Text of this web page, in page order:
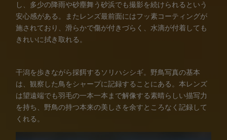
し、多少の降雨や砂塵舞う砂浜でも撮影を続けられるという
安心感がある。またレンズ最前面にはフッ素コーティングが
施されており、滑らかで傷が付きづらく、水滴が付着しても
きれいに拭き取れる。
干潟を歩きながら採餌するソリハシシギ。野鳥写真の基本
は、観察した鳥をシャープに記録することにある。本レンズ
は望遠端でも羽毛の一本一本まで解像する素晴らしい描写力
を持ち、野鳥の持つ本来の美しさを余すところなく記録して
くれる。